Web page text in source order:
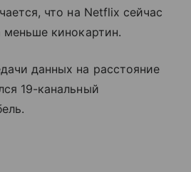
что на Netflix сейчас
меньше кинокартин.
данных на расстояние
19-канальный